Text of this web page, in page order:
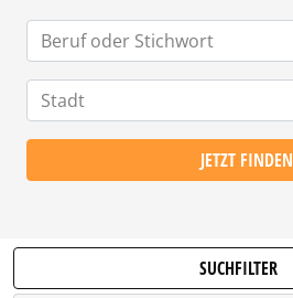
JETZT FINDEN
SUCHFILTER